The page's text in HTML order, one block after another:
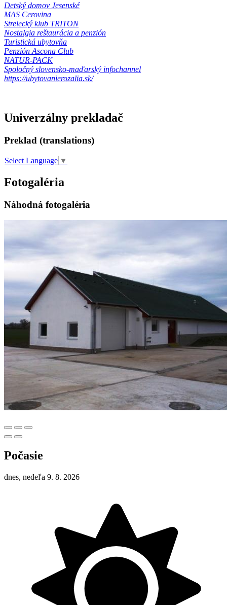
Detský domov Jesenské
MAS Cerovina
Strelecký klub TRITON
Nostalgia reštaurácia a penzión
Turistická ubytovňa
Penzión Ascona Club
NATUR-PACK
Spoločný slovensko-maďarský infochannel
https://ubytovanierozalia.sk/
Univerzálny prekladač
Preklad (translations)
Select Language ▼
Fotogaléria
Náhodná fotogaléria
Počasie
dnes, nedeľa 9. 8. 2026